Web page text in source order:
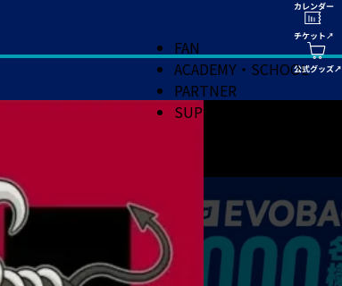
FAN
ACADEMY・SCHOOL
PARTNER
SUPPORT